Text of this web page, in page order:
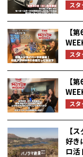
ス
【
ス
【
ス
【
好き
ロ